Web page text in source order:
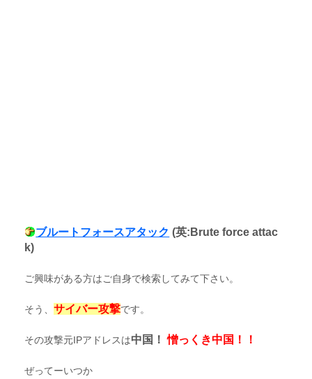
ブルートフォースアタック (英:Brute force attac
k)
ご興味がある方はご自身で検索してみて下さい。
そう、サイバー攻撃です。
その攻撃元IPアドレスは中国！憎っくき中国！！
ぜってーいつか